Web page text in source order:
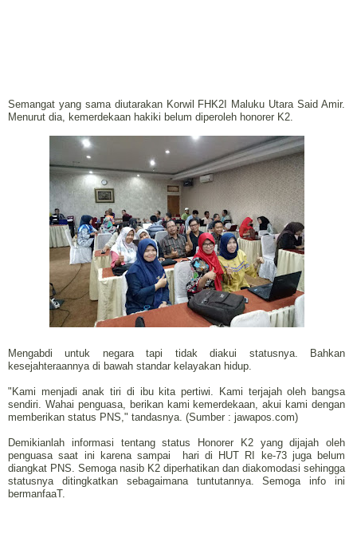
Semangat yang sama diutarakan Korwil FHK2I Maluku Utara Said Amir.
Menurut dia, kemerdekaan hakiki belum diperoleh honorer K2.
Mengabdi untuk negara tapi tidak diakui statusnya. Bahkan
kesejahteraannya di bawah standar kelayakan hidup.
"Kami menjadi anak tiri di ibu kita pertiwi. Kami terjajah oleh bangsa
sendiri. Wahai penguasa, berikan kami kemerdekaan, akui kami dengan
memberikan status PNS," tandasnya. (Sumber : jawapos.com)
Demikianlah informasi tentang status Honorer K2 yang dijajah oleh
penguasa saat ini karena sampai
hari di HUT RI ke-73 juga belum
diangkat PNS. Semoga nasib K2 diperhatikan dan diakomodasi sehingga
statusnya ditingkatkan sebagaimana tuntutannya. Semoga info ini
bermanfaaT.